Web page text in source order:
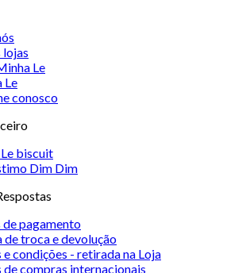
lojas
Le
Le
conosco
biscuit
Dim Dim
de pagamento
de troca e devolução
e condições - retirada na Loja
de compras internacionais